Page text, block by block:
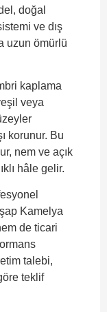
doğal
ve dış
uzun ömürlü
kaplama
veya
korunur. Bu
nem ve açık
hâle gelir.
Kamelya
de ticari
talebi,
teklif